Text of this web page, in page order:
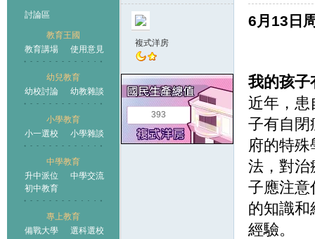
討論區
教育王國
教育講場
使用意見
幼兒教育
幼校討論
幼教雜談
小學教育
小一選校
小學雜談
中學教育
升中派位
中學交流
初中教育
專上教育
備戰大學
選科選校
王國
複式洋房
393
6月13日
我的孩子
近年，患
子有自閉
府的特
法，對治
子應注意
的知識
經驗。